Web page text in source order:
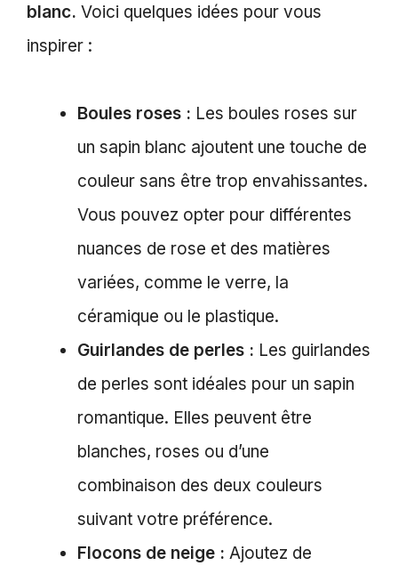
blanc. Voici quelques idées pour vous
inspirer :
Boules roses : Les boules roses sur
un sapin blanc ajoutent une touche de
couleur sans être trop envahissantes.
Vous pouvez opter pour différentes
nuances de rose et des matières
variées, comme le verre, la
céramique ou le plastique.
Guirlandes de perles : Les guirlandes
de perles sont idéales pour un sapin
romantique. Elles peuvent être
blanches, roses ou d’une
combinaison des deux couleurs
suivant votre préférence.
Flocons de neige : Ajoutez de